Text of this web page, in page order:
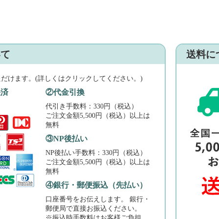
けます。(詳しくはクリックしてください。)
②代金引換
代引き手数料：330円（税込）
ご注文金額5,500円（税込）以上は
無料
③NP後払い
NP後払い手数料：330円（税込）
ご注文金額5,500円（税込）以上は
無料
④銀行・郵便振込（先払い）
口座番号をお伝えします。 銀行・
郵便局で直接お振込ください。
送料に